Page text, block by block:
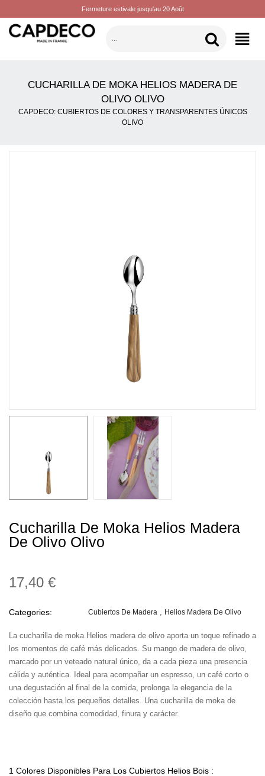
Fermeture estivale jusqu'au 20 Août
CATEGORÍAS
CUCHARILLA DE MOKA HELIOS MADERA DE
OLIVO OLIVO
CAPDECO: CUBIERTOS DE COLORES Y TRANSPARENTES ÚNICOS
OLIVO
Cucharilla De Moka Helios Madera
De Olivo Olivo
17,40 €
Categories: Cubiertos De Madera Helios Madera De Olivo
La cucharilla de moka Helios madera de olivo aporta un toque refinado a
los momentos de café más delicados. Su mango de madera de olivo,
marcado por un veteado natural único, da a cada pieza una presencia
cálida y auténtica. Ideal para acompañar un espresso, un café corto o
una degustación al final de la comida, prolonga la elegancia de la
colección hasta los pequeños detalles. Una cucharilla de moka de
diseño que combina comodidad, finura y carácter.
1 Colores Disponibles Para Los Cubiertos Helios Bois :